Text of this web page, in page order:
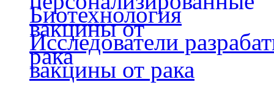
Биотехнология
Исследователи
вакцины от рака